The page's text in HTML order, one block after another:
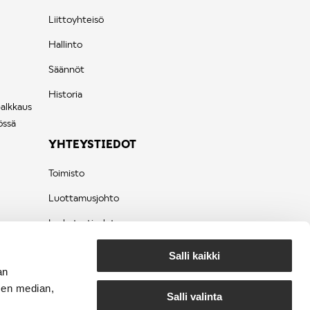
median,
Salli kaikki
Salli valinta
Liittoyhteisö
Hallinto
Säännöt
Historia
YHTEYSTIEDOT
Toimisto
Luottamusjohto
Laskutustiedot